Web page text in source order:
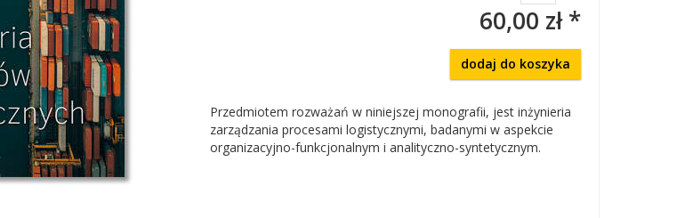
60,00 zł *
dodaj do koszyka
Przedmiotem rozważań w niniejszej monografii, jest inżynieria
zarządzania procesami logistycznymi, badanymi w aspekcie
organizacyjno-funkcjonalnym i analityczno-syntetycznym.